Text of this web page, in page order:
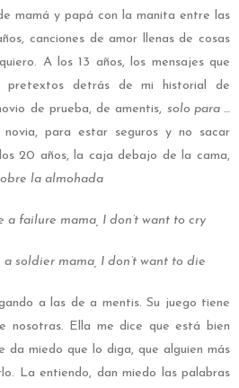
mamá y papá con la manita entre las
canciones de amor llenas de cosas
A los 13 años, los mensajes que
pretextos detrás de mi historial de
de prueba, de amentis, solo para …
para estar seguros y no sacar
20 años, la caja debajo de la cama,
la almohada
a failure mama, I don’t want to cry
soldier mama, I don’t want to die
a las de a mentis. Su juego tiene
nosotras. Ella me dice que está bien
da miedo que lo diga, que alguien más
La entiendo, dan miedo las palabras